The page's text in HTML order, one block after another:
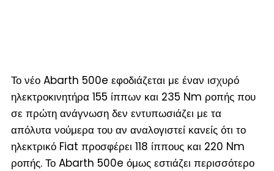
Το νέο Abarth 500e εφοδιάζεται με έναν ισχυρό
ηλεκτροκινητήρα 155 ίππων και 235 Nm ροπής που
σε πρώτη ανάγνωση δεν εντυπωσιάζει με τα
απόλυτα νούμερα του αν αναλογιστεί κανείς ότι το
ηλεκτρικό Fiat προσφέρει 118 ίππους και 220 Nm
ροπής. Το Abarth 500e όμως εστιάζει περισσότερο